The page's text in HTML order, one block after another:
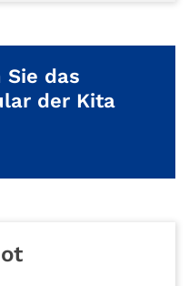
Sie das
der Kita